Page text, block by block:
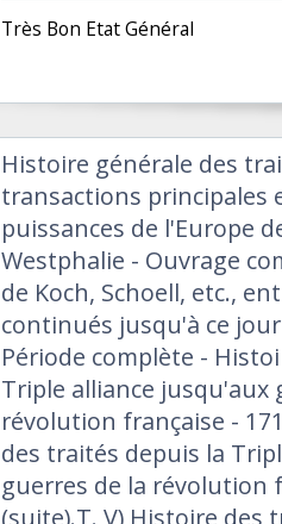
‎Très Bon Etat Général‎
‎Histoire générale des
transactions principales
puissances de l'Europe
Westphalie - Ouvrage
de Koch, Schoell, etc.,
continués jusqu'à ce
Période complète -
Triple alliance jusqu'aux
révolution française -
des traités depuis la
guerres de la révolution
(suite).T. V) Histoire des